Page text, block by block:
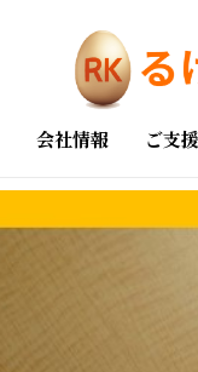
会社情報 ご支